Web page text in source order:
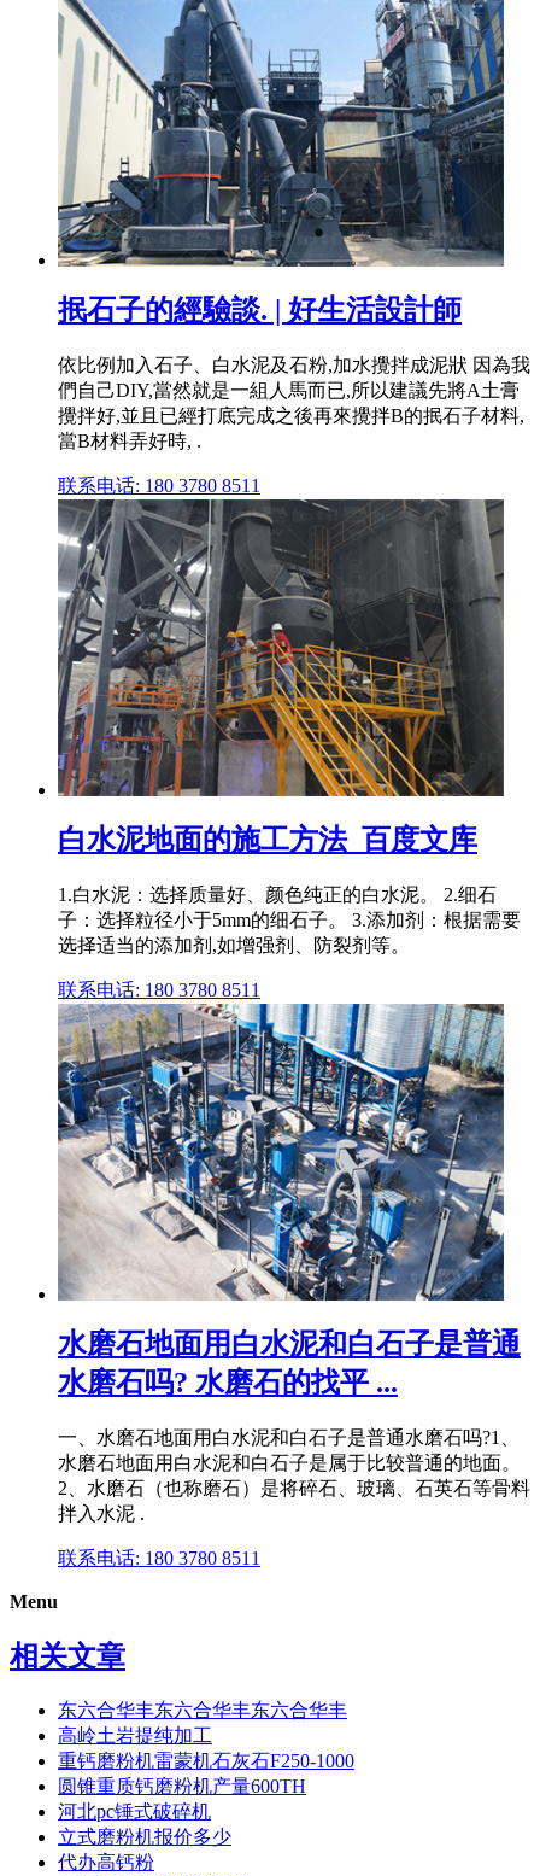
抿石子的經驗談. | 好生活設計師
依比例加入石子、白水泥及石粉,加水攪拌成泥狀 因為我
們自己DIY,當然就是一組人馬而已,所以建議先將A土膏
攪拌好,並且已經打底完成之後再來攪拌B的抿石子材料,
當B材料弄好時, .
联系电话: 180 3780 8511
白水泥地面的施工方法_百度文库
1.白水泥：选择质量好、颜色纯正的白水泥。 2.细石
子：选择粒径小于5mm的细石子。 3.添加剂：根据需要
选择适当的添加剂,如增强剂、防裂剂等。
联系电话: 180 3780 8511
水磨石地面用白水泥和白石子是普通
水磨石吗? 水磨石的找平 ...
一、水磨石地面用白水泥和白石子是普通水磨石吗?1、
水磨石地面用白水泥和白石子是属于比较普通的地面。
2、水磨石（也称磨石）是将碎石、玻璃、石英石等骨料
拌入水泥 .
联系电话: 180 3780 8511
Menu
相关文章
东六合华丰东六合华丰东六合华丰
高岭土岩提纯加工
重钙磨粉机雷蒙机石灰石F250-1000
圆锥重质钙磨粉机产量600TH
河北pc锤式破碎机
立式磨粉机报价多少
代办高钙粉